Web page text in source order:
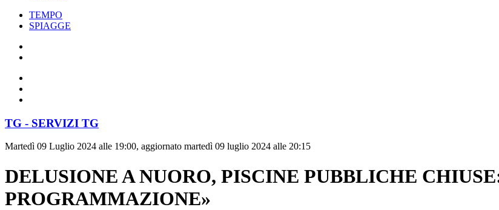
TEMPO
SPIAGGE
TG - SERVIZI TG
Martedì 09 Luglio 2024 alle 19:00, aggiornato martedì 09 luglio 2024 alle 20:15
DELUSIONE A NUORO, PISCINE PUBBLICHE
PROGRAMMAZIONE»